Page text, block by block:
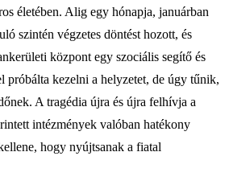
életében. Alig egy hónapja, januárban
szintén végzetes döntést hozott, és
központ egy szociális segítő és
próbálta kezelni a helyzetet, de úgy tűnik,
A tragédia újra és újra felhívja a
intézmények valóban hatékony
hogy nyújtsanak a fiatal